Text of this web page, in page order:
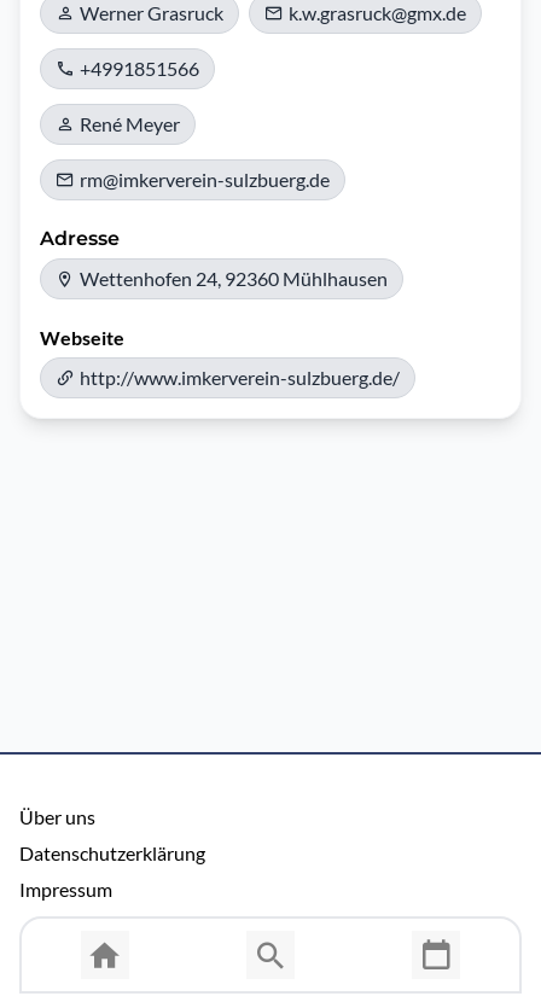
Werner Grasruck k.w.grasruck@gmx.de
+4991851566
René Meyer
rm@imkerverein-sulzbuerg.de
Adresse
Wettenhofen 24, 92360 Mühlhausen
Webseite
http://www.imkerverein-sulzbuerg.de/
Über uns
Datenschutzerklärung
Impressum
Allgemeine Nutzungsbedingungen